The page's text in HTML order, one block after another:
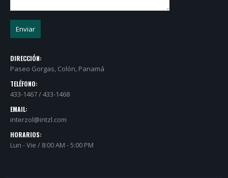
DIRECCIÓN:
Paseo Gorgas, Colón, Panamá
TELÉFONO:
433-1467 / 433-1468
EMAIL:
interzol@intzl.com
HORARIOS:
Lun - Vie / 8:00 AM - 5:00 PM